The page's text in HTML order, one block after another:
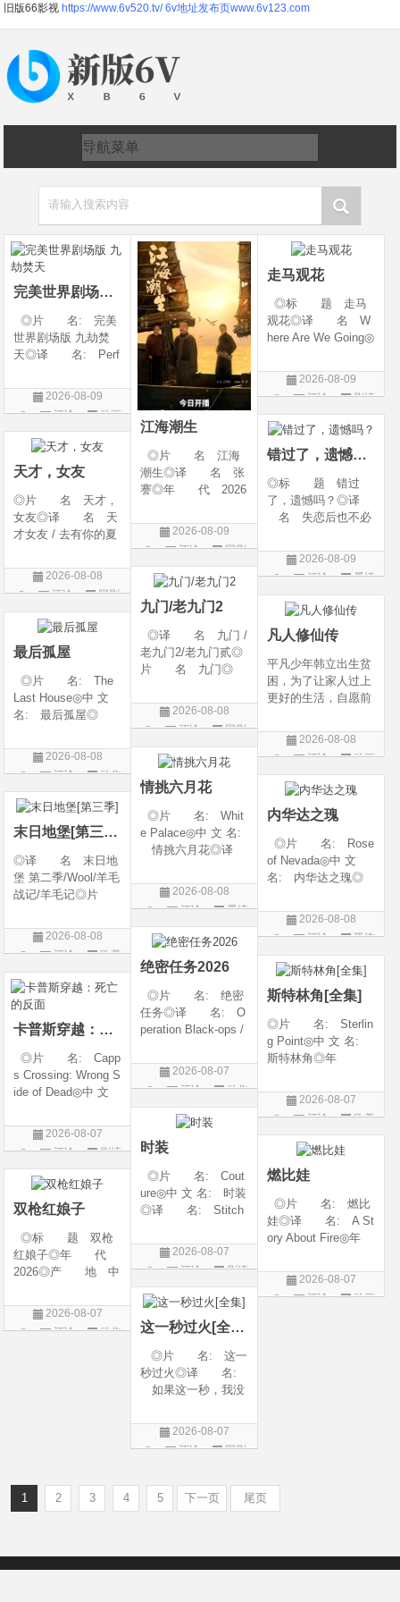
旧版66影视 https://www.6v520.tv/ 6v地址发布页www.6v123.com
请输入搜索内容
完美世界剧场版 九劫焚天
◎片 名: 完美
世界剧场版 九劫焚
天◎译 名: Perf
ne Calamities Burnin
g Heaven / Perfect
ribulations Incinerate
the H
2026-08-09
评论
动画
片
江海潮生
◎片 名 江海
潮生◎译 名 张
謇◎年 代 2026
陆◎类 别 传记
/ 历史 / 古装◎语
上映日期 2026-07-
20(中国大陆)◎
2026-08-09
评论
国剧
走马观花
◎标 题 走马
观花◎译 名 W
here Are We Going◎
产 地 中国大陆
◎类 别 剧情◎
话◎上映日期 2026
-06-12(中国大陆)◎
2026-08-09
评论
剧情
片
错过了，遗憾吗？
◎标 题 错过
了，遗憾吗？◎译
名 失恋后也不必
rself◎年 代 20
26◎产 地 中国
剧 / 爱情◎语
言 汉语普通话◎上
映
2026-08-09
评论
爱情
片
天才，女友
◎片 名 天才，
女友◎译 名 天
才女友 / 去有你的夏
年 代 2026◎
产 地 中国大陆
爱情◎语 言 汉
语普通话◎上映日期
2026-08-08
评论
国剧
九门/老九门2
◎译 名 九门 /
老九门2/老九门贰◎
片 名 九门◎
产 地 中国大陆
◎类 别 剧情 /
言 汉语普通话◎上
映日期 2026-07
2026-08-08
评论
国剧
凡人修仙传
平凡少年韩立出生贫
困，为了让家人过上
更好的生活，自愿前
核，最终被墨大夫收
入门下。 墨大夫一
养、传授医术，让韩
立对他非常感激，但
随着一同入
2026-08-08
评论
动画
片
最后孤屋
◎片 名: The
Last House◎中 文
名: 最后孤屋◎
Eleven Eight One S
even◎年 代: 2
国 / 法国 / 美国◎
类 别: 动作 /
2026-08-08
评论
动作
片
情挑六月花
◎片 名: Whit
e Palace◎中 文 名:
情挑六月花◎译
道之恋 / 白色宫殿◎
年 代: 1990◎
类 别: 剧情 / 爱
情◎语
2026-08-08
评论
爱情
片
内华达之瑰
◎片 名: Rose
of Nevada◎中 文
名: 内华达之瑰◎
玫瑰 / 英伦转生号
(港) / 谜航(台)◎年
地: 英国◎类
别: 剧情 / 恐
2026-08-08
评论
恐怖
片
末日地堡[第三季]
◎译 名 末日地
堡 第二季/Wool/羊毛
战记/羊毛记◎片
◎年 代 2024◎
产 地 美国◎
幻 / 悬疑◎语
言 英语◎上映日
2026-08-08
评论
欧美
剧
绝密任务2026
◎片 名: 绝密
任务◎译 名: O
peration Black-ops /
&amp;middot;绝密任
务◎年 代: 202
大陆◎类 别:
动作 / 战争 / 犯
2026-08-07
评论
动作
片
斯特林角[全集]
◎片 名: Sterlin
g Point◎中 文 名:
斯特林角◎年
地: 美国◎类
别: 剧情◎语
期: 2026-08-05(美
国)◎IMDb评分: 6
2026-08-07
评论
欧美
剧
卡普斯穿越：死亡的反面
◎片 名: Capp
s Crossing: Wrong S
ide of Dead◎中 文
死亡的反面◎年
代: 2026◎产
别: 剧情 / 悬疑 / 惊
悚 / 犯罪◎语
2026-08-07
评论
剧情
片
时装
◎片 名: Cout
ure◎中 文 名: 时装
◎译 名: Stitch
(台)◎年 代: 20
25◎产 地: 法
剧情◎语 言:
法语 /
2026-08-07
评论
剧情
片
燃比娃
◎片 名: 燃比
娃◎译 名: A St
ory About Fire◎年
地: 中国大陆◎
类 别: 动画 / 奇
2026-08-07
评论
动画
双枪红娘子
◎标 题 双枪
红娘子◎年 代
2026◎产 地 中
剧情 / 动作 / 战争◎
上映日期 2026-08-
2026-08-07
评论
动作
这一秒过火[全集]
◎片 名: 这一
秒过火◎译 名:
如果这一秒，我没
年 代: 2026◎
产 地: 中国大
汉语普通话◎上映
2026-08-07
评论
国剧
1 2 3 4 5 下一页 尾页